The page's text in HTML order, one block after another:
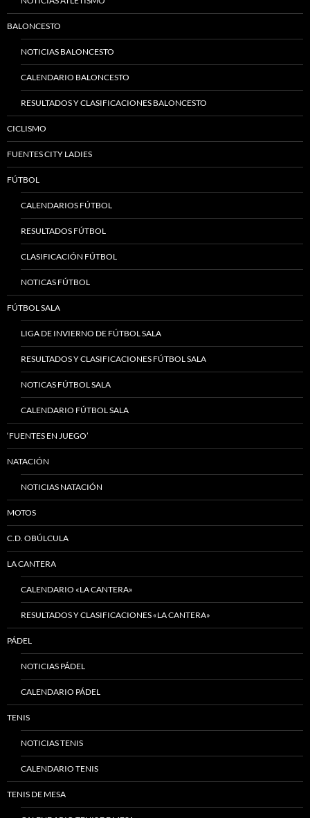
BALONCESTO
NOTICIAS BALONCESTO
CALENDARIO BALONCESTO
RESULTADOS Y CLASIFICACIONES BALONCESTO
CICLISMO
FUENTES CITY LADIES
FÚTBOL
CALENDARIOS FÚTBOL
RESULTADOS FÚTBOL
CLASIFICACIÓN FÚTBOL
NOTICAS FÚTBOL
FÚTBOL SALA
LIGA DE INVIERNO DE FÚTBOL SALA
RESULTADOS Y CLASIFICACIONES FÚTBOL SALA
NOTICAS FÚTBOL SALA
CALENDARIO FÚTBOL SALA
‘FUENTES EN JUEGO’
NATACIÓN
NOTICIAS NATACIÓN
MOTOS
C.D. OBÚLCULA
LA CANTERA
CALENDARIO «LA CANTERA»
RESULTADOS Y CLASIFICACIONES «LA CANTERA»
PÁDEL
NOTICIAS PÁDEL
CALENDARIO PÁDEL
TENIS
NOTICIAS TENIS
CALENDARIO TENIS
TENIS DE MESA